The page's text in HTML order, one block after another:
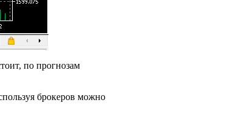
по прогнозам
брокеров можно